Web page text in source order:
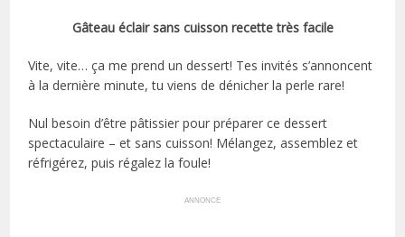
Gâteau éclair sans cuisson recette très facile
Vite, vite… ça me prend un dessert! Tes invités s’annoncent
à la dernière minute, tu viens de dénicher la perle rare!
Nul besoin d’être pâtissier pour préparer ce dessert
spectaculaire – et sans cuisson! Mélangez, assemblez et
réfrigérez, puis régalez la foule!
ANNONCE